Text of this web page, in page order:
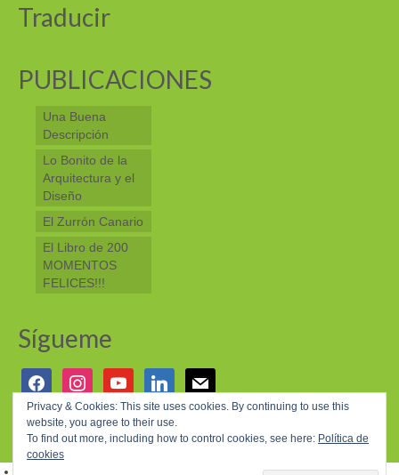
Privacy & Cookies: This site uses cookies. By continuing to use this
website, you agree to their use.
To find out more, including how to control cookies, see here: Política de
cookies
Traducir
PUBLICACIONES
Una Buena
Descripción
Lo Bonito de la
Arquitectura y el
Diseño
El Zurrón Canario
El Libro de 200
MOMENTOS
FELICES!!!
Sígueme
facebookinstagramyoutube linkedin mail
© 2026 200 MOMENTOS FELICES - WordPress Theme by Kadence WP